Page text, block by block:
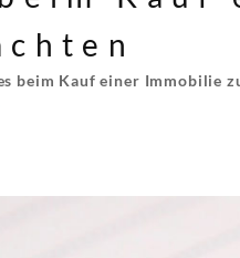
beim Kauf einer Immobilie